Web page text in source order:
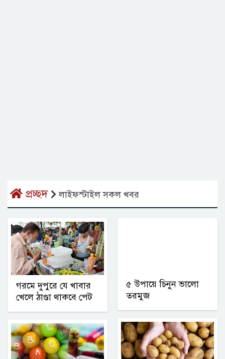
প্রচ্ছদ লাইফস্টাইল সকল খবর
গরমে দুপুরে যে খাবার
খেলে ঠাণ্ডা থাকবে পেট
৫ উপায়ে চিনুন ভালো
তরমুজ